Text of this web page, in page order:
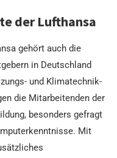
der Lufthansa
gehört auch die
in Deutschland
und Klimatechnik-
die Mitarbeitenden der
besonders gefragt
Mit